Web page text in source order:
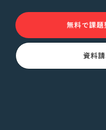
無料で課題
資料